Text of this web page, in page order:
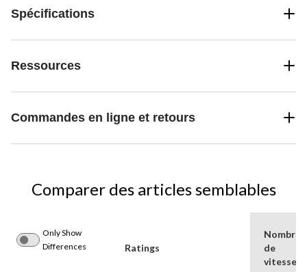
Spécifications
Ressources
Commandes en ligne et retours
Comparer des articles semblables
Only Show
Differences
Ratings
Nombre
de
vitesses